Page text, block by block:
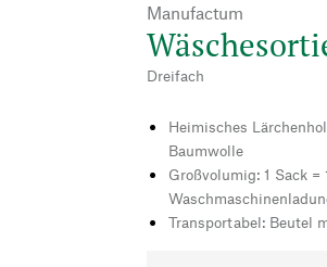
Manufactum
Dreifach
Heimisches
Baumwolle
Großvolumig: 1 Sack =
Transportabel: Beutel